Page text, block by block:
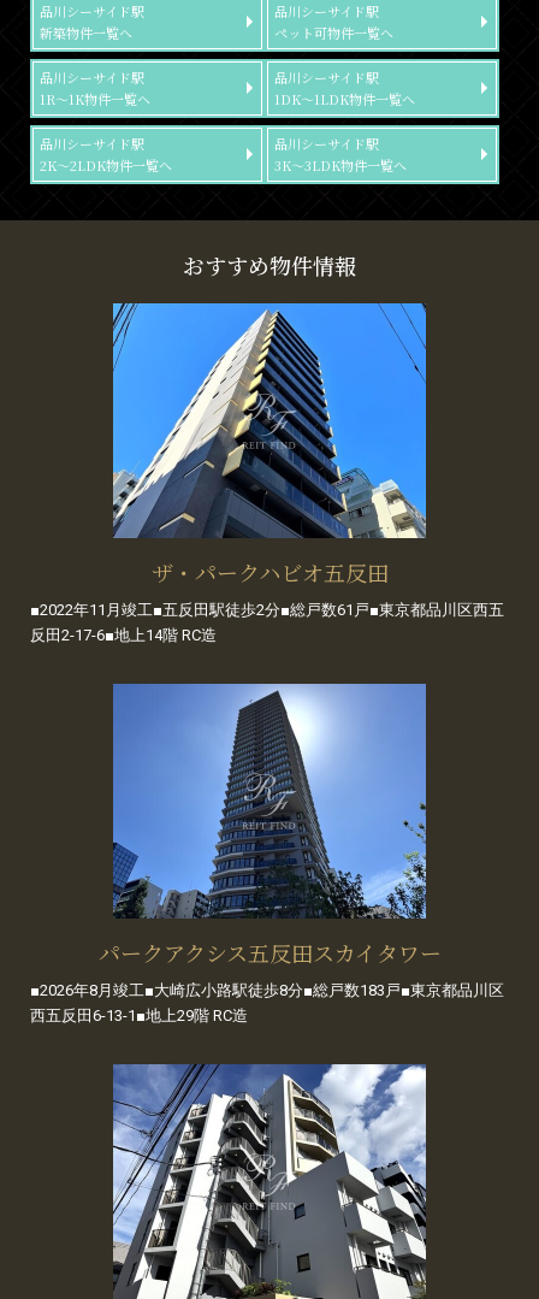
品川シーサイド駅
新築物件一覧へ
品川シーサイド駅
ペット可物件一覧へ
品川シーサイド駅
1R～1K物件一覧へ
品川シーサイド駅
1DK～1LDK物件一覧へ
品川シーサイド駅
2K～2LDK物件一覧へ
品川シーサイド駅
3K～3LDK物件一覧へ
おすすめ物件情報
ザ・パークハビオ五反田
■2022年11月竣工■五反田駅徒歩2分■総戸数61戸■東京都品川区西五
反田2-17-6■地上14階 RC造
パークアクシス五反田スカイタワー
■2026年8月竣工■大崎広小路駅徒歩8分■総戸数183戸■東京都品川区
西五反田6-13-1■地上29階 RC造